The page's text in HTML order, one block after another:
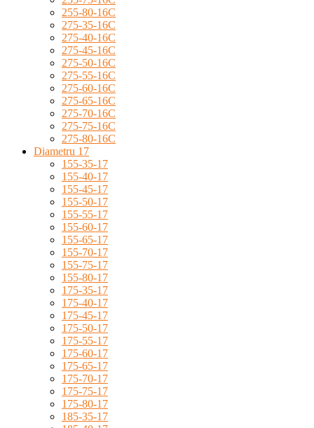
255-80-16C
275-35-16C
275-40-16C
275-45-16C
275-50-16C
275-55-16C
275-60-16C
275-65-16C
275-70-16C
275-75-16C
275-80-16C
Diametru 17
155-35-17
155-40-17
155-45-17
155-50-17
155-55-17
155-60-17
155-65-17
155-70-17
155-75-17
155-80-17
175-35-17
175-40-17
175-45-17
175-50-17
175-55-17
175-60-17
175-65-17
175-70-17
175-75-17
175-80-17
185-35-17